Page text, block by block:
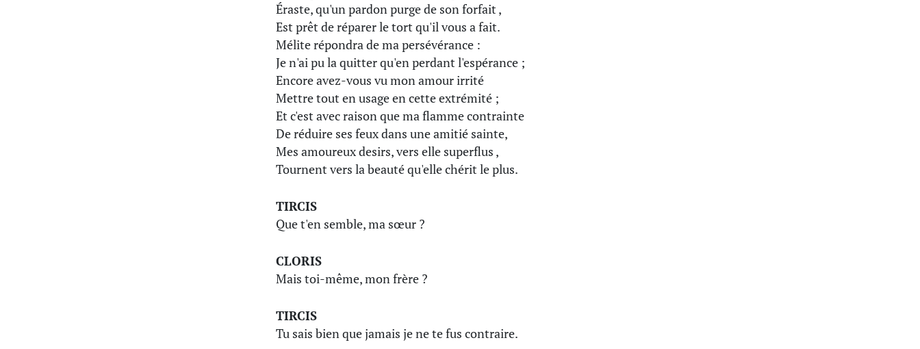
Éraste, qu'un pardon purge de son forfait ,
Est prêt de réparer le tort qu'il vous a fait.
Mélite répondra de ma persévérance :
Je n'ai pu la quitter qu'en perdant l'espérance ;
Encore avez-vous vu mon amour irrité
Mettre tout en usage en cette extrémité ;
Et c'est avec raison que ma flamme contrainte
De réduire ses feux dans une amitié sainte,
Mes amoureux desirs, vers elle superflus ,
Tournent vers la beauté qu'elle chérit le plus.
TIRCIS
Que t'en semble, ma sœur ?
CLORIS
Mais toi-même, mon frère ?
TIRCIS
Tu sais bien que jamais je ne te fus contraire.